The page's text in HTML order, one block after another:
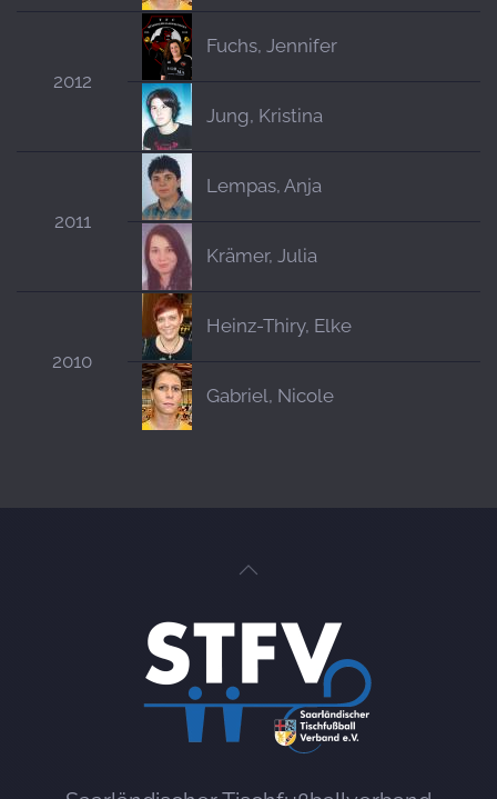
2012
Fuchs, Jennifer
Jung, Kristina
2011
Lempas, Anja
Krämer, Julia
2010
Heinz-Thiry, Elke
Gabriel, Nicole